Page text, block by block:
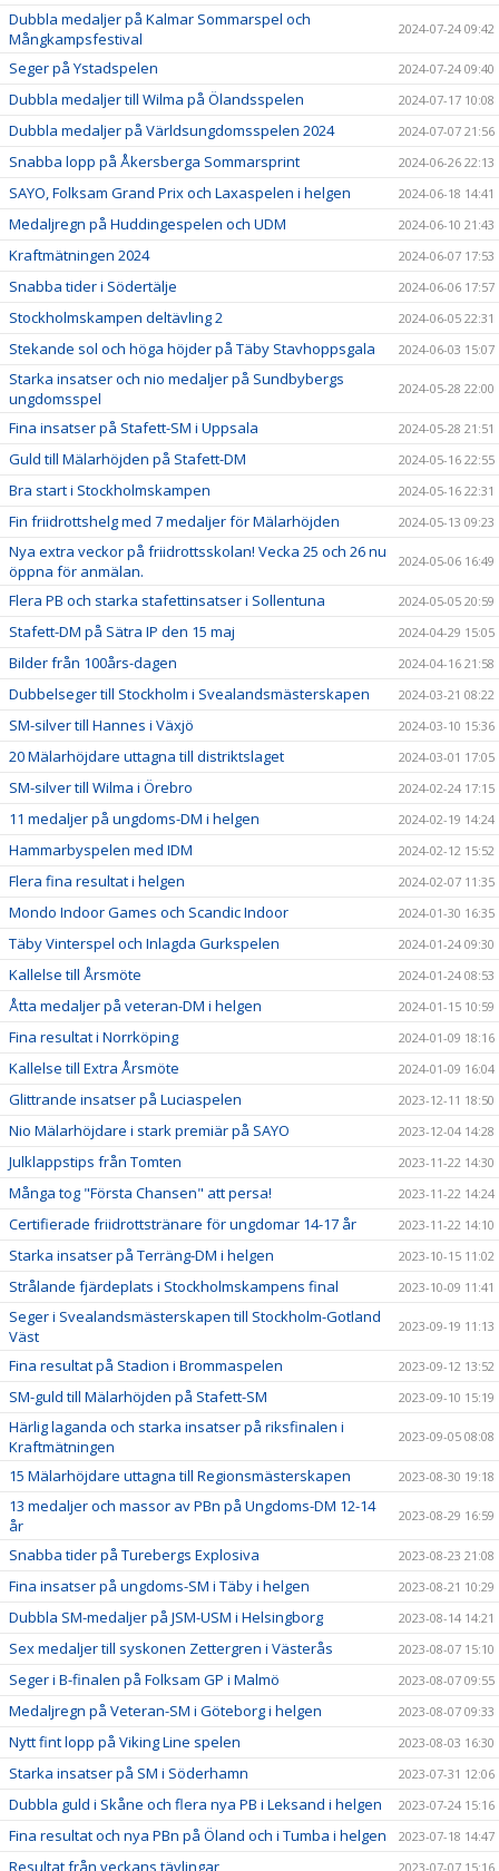
Dubbla medaljer på Kalmar Sommarspel och
Mångkampsfestival
2024-07-24 09:42
Seger på Ystadspelen 2024-07-24 09:40
Dubbla medaljer till Wilma på Ölandsspelen 2024-07-17 10:08
Dubbla medaljer på Världsungdomsspelen 2024 2024-07-07 21:56
Snabba lopp på Åkersberga Sommarsprint 2024-06-26 22:13
SAYO, Folksam Grand Prix och Laxaspelen i helgen 2024-06-18 14:41
Medaljregn på Huddingespelen och UDM 2024-06-10 21:43
Kraftmätningen 2024 2024-06-07 17:53
Snabba tider i Södertälje 2024-06-06 17:57
Stockholmskampen deltävling 2 2024-06-05 22:31
Stekande sol och höga höjder på Täby Stavhoppsgala 2024-06-03 15:07
Starka insatser och nio medaljer på Sundbybergs
ungdomsspel
2024-05-28 22:00
Fina insatser på Stafett-SM i Uppsala 2024-05-28 21:51
Guld till Mälarhöjden på Stafett-DM 2024-05-16 22:55
Bra start i Stockholmskampen 2024-05-16 22:31
Fin friidrottshelg med 7 medaljer för Mälarhöjden 2024-05-13 09:23
Nya extra veckor på friidrottsskolan! Vecka 25 och 26 nu
öppna för anmälan.
2024-05-06 16:49
Flera PB och starka stafettinsatser i Sollentuna 2024-05-05 20:59
Stafett-DM på Sätra IP den 15 maj 2024-04-29 15:05
Bilder från 100års-dagen 2024-04-16 21:58
Dubbelseger till Stockholm i Svealandsmästerskapen 2024-03-21 08:22
SM-silver till Hannes i Växjö 2024-03-10 15:36
20 Mälarhöjdare uttagna till distriktslaget 2024-03-01 17:05
SM-silver till Wilma i Örebro 2024-02-24 17:15
11 medaljer på ungdoms-DM i helgen 2024-02-19 14:24
Hammarbyspelen med IDM 2024-02-12 15:52
Flera fina resultat i helgen 2024-02-07 11:35
Mondo Indoor Games och Scandic Indoor 2024-01-30 16:35
Täby Vinterspel och Inlagda Gurkspelen 2024-01-24 09:30
Kallelse till Årsmöte 2024-01-24 08:53
Åtta medaljer på veteran-DM i helgen 2024-01-15 10:59
Fina resultat i Norrköping 2024-01-09 18:16
Kallelse till Extra Årsmöte 2024-01-09 16:04
Glittrande insatser på Luciaspelen 2023-12-11 18:50
Nio Mälarhöjdare i stark premiär på SAYO 2023-12-04 14:28
Julklappstips från Tomten 2023-11-22 14:30
Många tog "Första Chansen" att persa! 2023-11-22 14:24
Certifierade friidrottstränare för ungdomar 14-17 år 2023-11-22 14:10
Starka insatser på Terräng-DM i helgen 2023-10-15 11:02
Strålande fjärdeplats i Stockholmskampens final 2023-10-09 11:41
Seger i Svealandsmästerskapen till Stockholm-Gotland
Väst
2023-09-19 11:13
Fina resultat på Stadion i Brommaspelen 2023-09-12 13:52
SM-guld till Mälarhöjden på Stafett-SM 2023-09-10 15:19
Härlig laganda och starka insatser på riksfinalen i
Kraftmätningen
2023-09-05 08:08
15 Mälarhöjdare uttagna till Regionsmästerskapen 2023-08-30 19:18
13 medaljer och massor av PBn på Ungdoms-DM 12-14
år
2023-08-29 16:59
Snabba tider på Turebergs Explosiva 2023-08-23 21:08
Fina insatser på ungdoms-SM i Täby i helgen 2023-08-21 10:29
Dubbla SM-medaljer på JSM-USM i Helsingborg 2023-08-14 14:21
Sex medaljer till syskonen Zettergren i Västerås 2023-08-07 15:10
Seger i B-finalen på Folksam GP i Malmö 2023-08-07 09:55
Medaljregn på Veteran-SM i Göteborg i helgen 2023-08-07 09:33
Nytt fint lopp på Viking Line spelen 2023-08-03 16:30
Starka insatser på SM i Söderhamn 2023-07-31 12:06
Dubbla guld i Skåne och flera nya PB i Leksand i helgen 2023-07-24 15:16
Fina resultat och nya PBn på Öland och i Tumba i helgen 2023-07-18 14:47
Resultat från veckans tävlingar 2023-07-07 15:16